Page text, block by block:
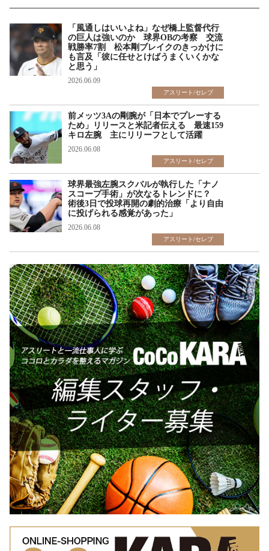
「風通しはいいよね」なぜ橋上監督代行
の巨人は強いのか 球界OBの考察 交流
戦勝率7割 松本剛ブレイクのきっかけに
も言及「彼に任せとけばうまくいくかな
と思う」
2026.06.09
アスリート/セレブ
前メッツ3Aの剛腕が「日本でプレーする
ため」リリースと米記者伝える 最速159
キロ左腕 主にリリーフとして活躍
2026.06.08
アスリート/セレブ
球界最強左腕スクバルが執行した「ナノ
スコープ手術」が次なるトレンドに？
術後3日で投球再開の劇的治療「より自由
に投げられる感覚があった」
2026.06.08
アスリート/セレブ